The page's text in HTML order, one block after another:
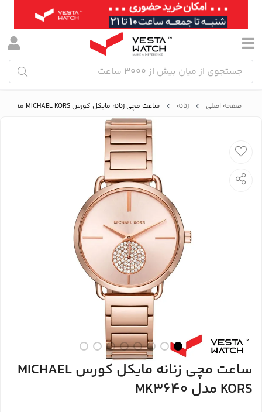
صفحه اصلی زنانه ساعت مچی زنانه مایکل کورس MICHAEL KORS مدل MK3640
ساعت مچی زنانه مایکل کورس MICHAEL
KORS مدل MK3640